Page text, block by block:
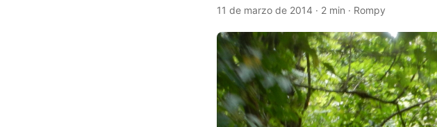
11 de marzo de 2014 · 2 min · Rompy